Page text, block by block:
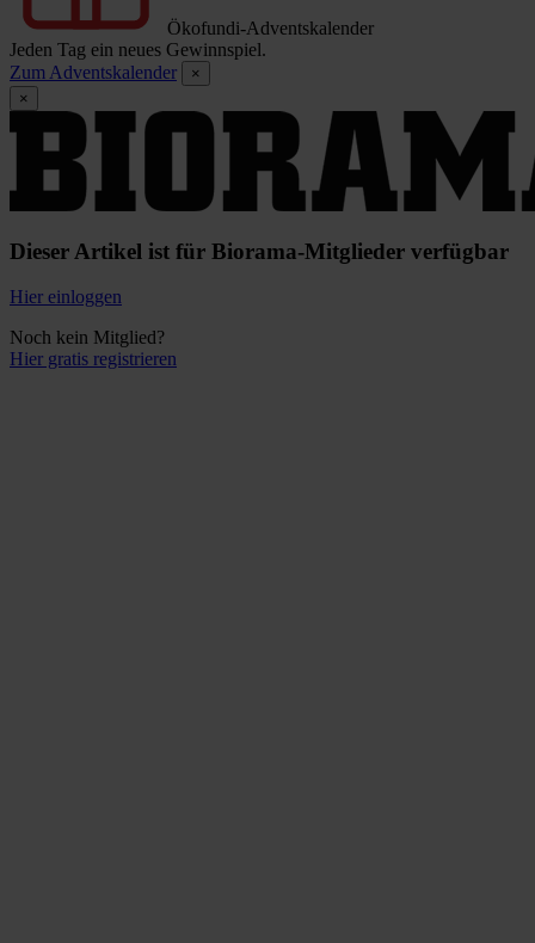
Ökofundi-Adventskalender
Jeden Tag ein neues Gewinnspiel.
Zum Adventskalender
×
×
Dieser Artikel ist für Biorama-Mitglieder verfügbar
Hier einloggen
Noch kein Mitglied?
Hier gratis registrieren